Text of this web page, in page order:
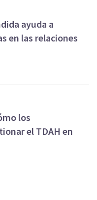
ayuda a
en las relaciones
los
el TDAH en